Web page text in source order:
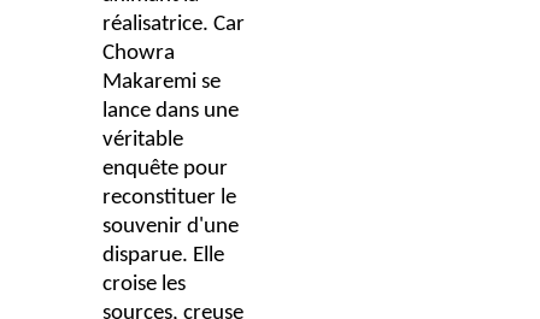
réalisatrice. Car
Chowra
Makaremi se
lance dans une
véritable
enquête pour
reconstituer le
souvenir d'une
disparue. Elle
croise les
sources, creuse